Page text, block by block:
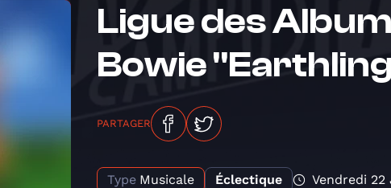
Ligue des
Bowie
PARTAGER
Type Musicale Éclectique Vendredi 22